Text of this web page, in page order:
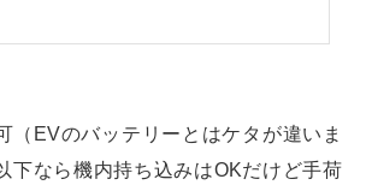
（EVのバッテリーとはケタが違いま
下なら機内持ち込みはOKだけど手荷